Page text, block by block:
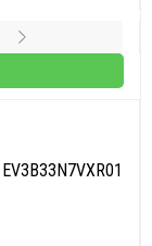
EV3B33N7VXR01